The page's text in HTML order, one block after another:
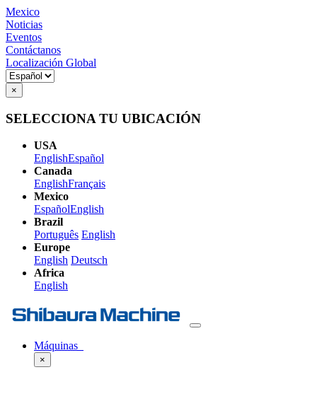
Mexico
Noticias
Eventos
Contáctanos
Localización Global
×
SELECCIONA TU UBICACIÓN
USA
EnglishEspañol
Canada
EnglishFrançais
Mexico
EspañolEnglish
Brazil
Português English
Europe
English Deutsch
Africa
English
Máquinas
×